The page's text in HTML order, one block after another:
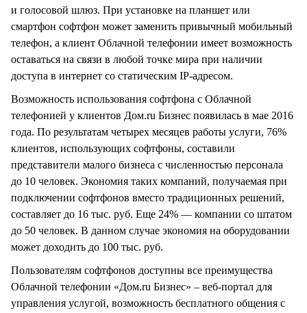
и голосовой шлюз. При установке на планшет или
смартфон софтфон может заменить привычный мобильный
телефон, а клиент Облачной телефонии имеет возможность
оставаться на связи в любой точке мира при наличии
доступа в интернет со статическим IP-адресом.
Возможность использования софтфона с Облачной
телефонией у клиентов Дом.ru Бизнес появилась в мае 2016
года. По результатам четырех месяцев работы услуги, 76%
клиентов, использующих софтфоны, составили
представители малого бизнеса с численностью персонала
до 10 человек. Экономия таких компаний, получаемая при
подключении софтфонов вместо традиционных решений,
составляет до 16 тыс. руб. Еще 24% — компании со штатом
до 50 человек. В данном случае экономия на оборудовании
может доходить до 100 тыс. руб.
Пользователям софтфонов доступны все преимущества
Облачной телефонии «Дом.ru Бизнес» – веб-портал для
управления услугой, возможность бесплатного общения с